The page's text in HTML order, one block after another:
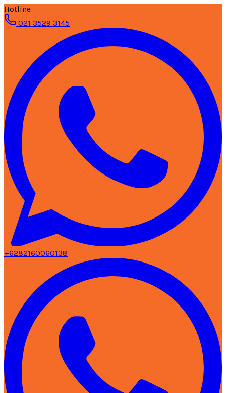
Hotline
021 3529 3145
+6282160060138